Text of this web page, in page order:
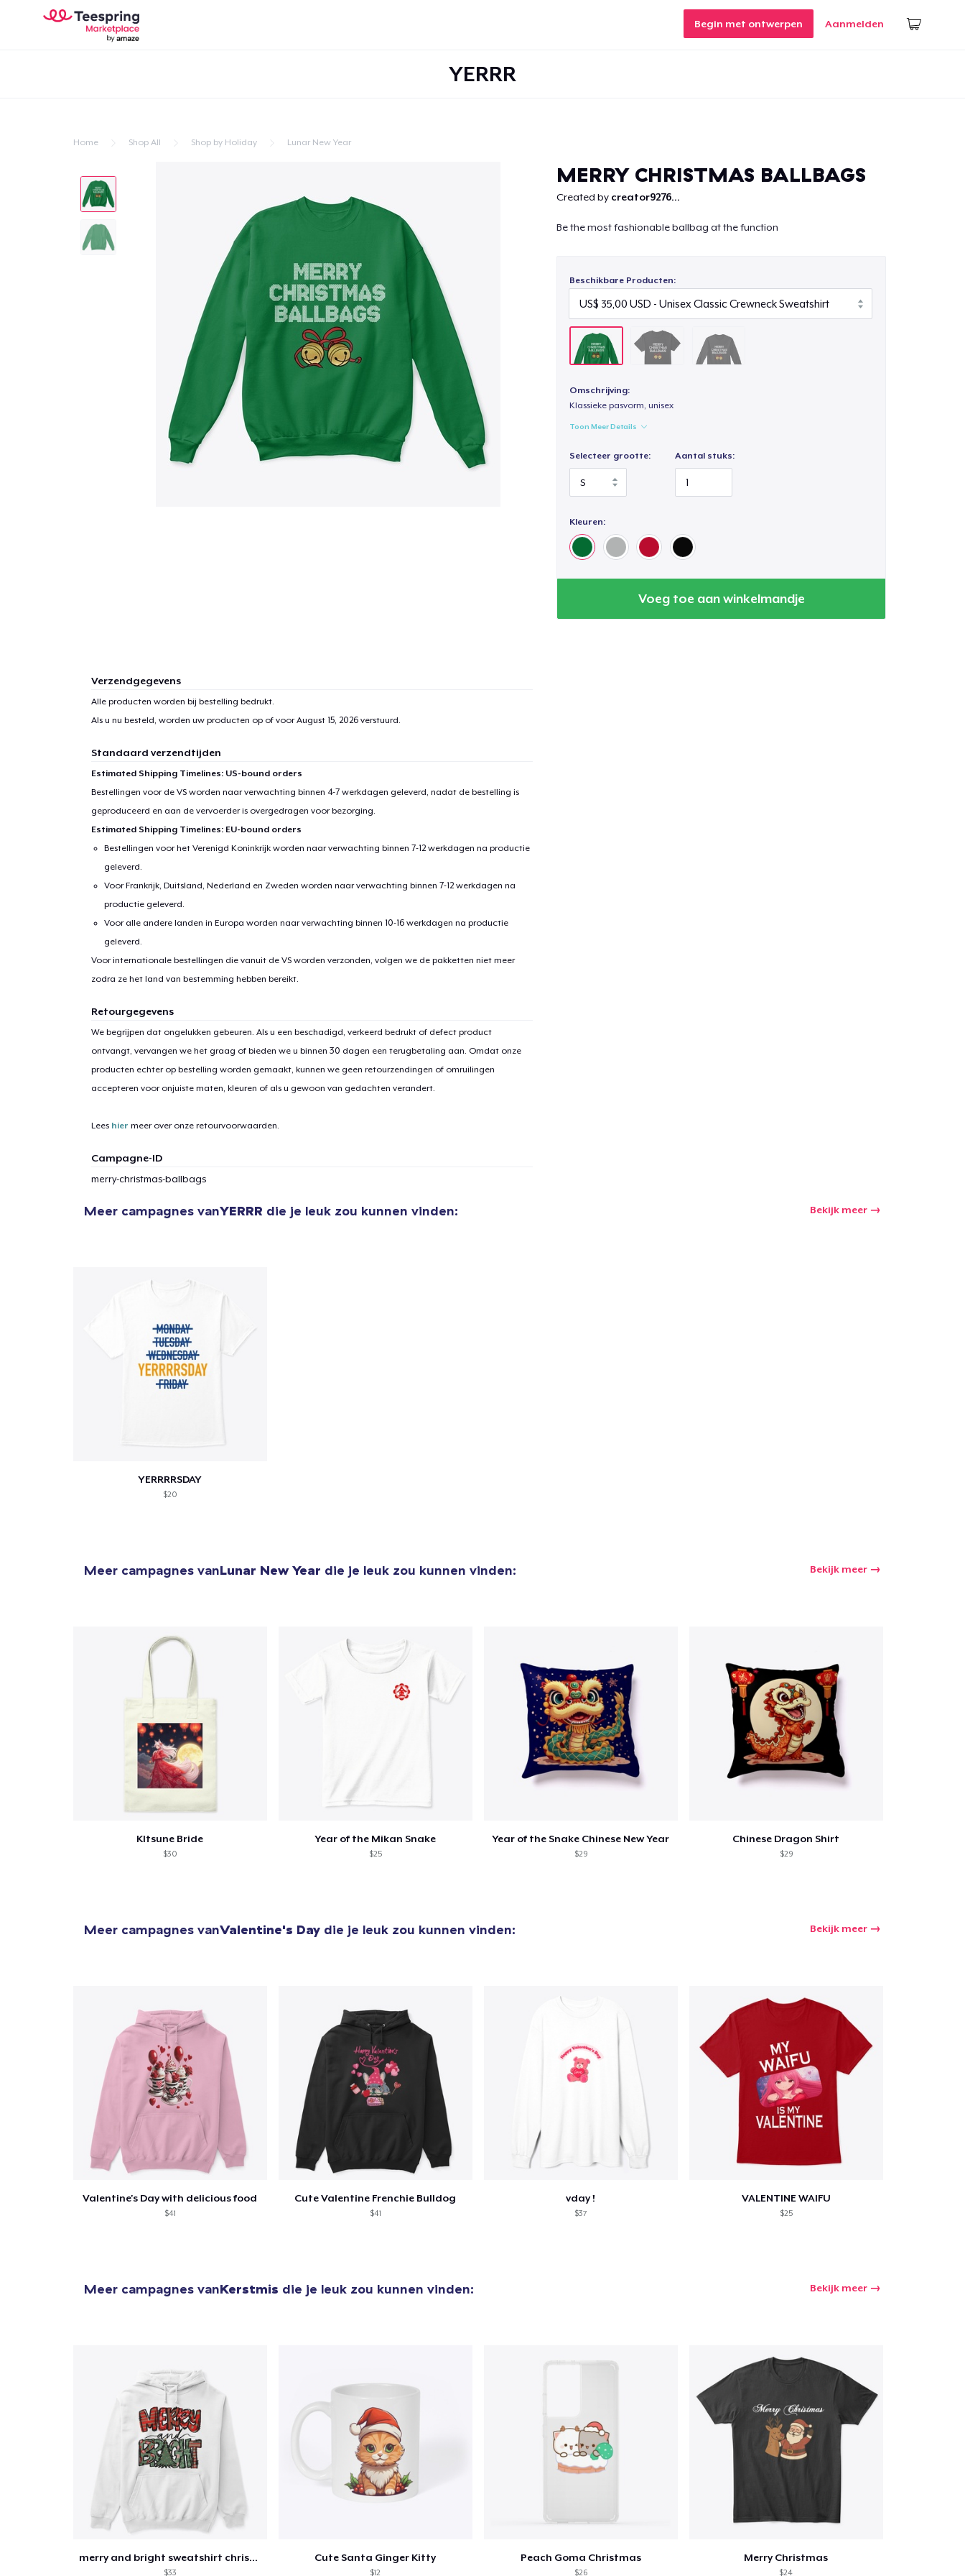
Begin met ontwerpen Aanmelden
YERRR
Home Shop All Shop by Holiday Lunar New Year
MERRY CHRISTMAS BALLBAGS
Created by creator9276...
Be the most fashionable ballbag at the function
Beschikbare Producten:
Omschrijving:
Klassieke pasvorm, unisex
Toon Meer Details
Selecteer grootte: Aantal stuks:
Kleuren:
Voeg toe aan winkelmandje
Verzendgegevens
Alle producten worden bij bestelling bedrukt.
Als u nu besteld, worden uw producten op of voorAugust 15, 2026verstuurd.
Standaard verzendtijden
Estimated Shipping Timelines: US-bound orders
Bestellingen voor de VS worden naar verwachting binnen 4-7 werkdagen geleverd, nadat de bestelling is
geproduceerd en aan de vervoerder is overgedragen voor bezorging.
Estimated Shipping Timelines: EU-bound orders
Bestellingen voor het Verenigd Koninkrijk worden naar verwachting binnen 7-12 werkdagen na productie
geleverd.
Voor Frankrijk, Duitsland, Nederland en Zweden worden naar verwachting binnen 7-12 werkdagen na
productie geleverd.
Voor alle andere landen in Europa worden naar verwachting binnen 10-16 werkdagen na productie
geleverd.
Voor internationale bestellingen die vanuit de VS worden verzonden, volgen we de pakketten niet meer
zodra ze het land van bestemming hebben bereikt.
Retourgegevens
We begrijpen dat ongelukken gebeuren. Als u een beschadigd, verkeerd bedrukt of defect product
ontvangt, vervangen we het graag of bieden we u binnen 30 dagen een terugbetaling aan. Omdat onze
producten echter op bestelling worden gemaakt, kunnen we geen retourzendingen of omruilingen
accepteren voor onjuiste maten, kleuren of als u gewoon van gedachten verandert.
Lees hier meer over onze retourvoorwaarden.
Campagne-ID
merry-christmas-ballbags
Meer campagnes vanYERRR die je leuk zou kunnen vinden: Bekijk meer
YERRRRSDAY
$20
Meer campagnes vanLunar New Year die je leuk zou kunnen vinden: Bekijk meer
KItsune Bride
$30
Year of the Mikan Snake
$25
Year of the Snake Chinese New Year
$29
Chinese Dragon Shirt
$29
Meer campagnes vanValentine's Day die je leuk zou kunnen vinden: Bekijk meer
Valentine's Day with delicious food
$41
Cute Valentine Frenchie Bulldog
$41
vday !
$37
VALENTINE WAIFU
$25
Meer campagnes vanKerstmis die je leuk zou kunnen vinden: Bekijk meer
merry and bright sweatshirt christmas
$33
Cute Santa Ginger Kitty
$12
Peach Goma Christmas
$26
Merry Christmas
$24
Classic Long Sleeve Tee